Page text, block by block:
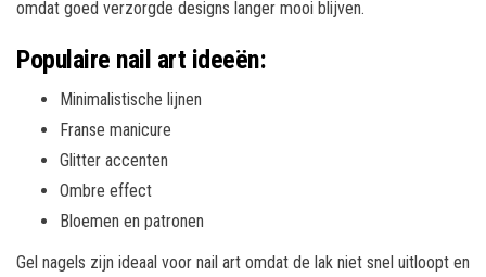
omdat goed verzorgde designs langer mooi blijven.
Populaire nail art ideeën:
Minimalistische lijnen
Franse manicure
Glitter accenten
Ombre effect
Bloemen en patronen
Gel nagels zijn ideaal voor nail art omdat de lak niet snel uitloopt en